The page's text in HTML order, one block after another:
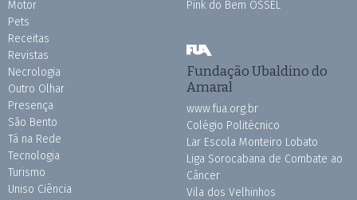
Motor
Pets
Receitas
Revistas
Necrologia
Outro Olhar
Presença
São Bento
Tá na Rede
Tecnologia
Turismo
Uniso Ciência
Pink do Bem OSSEL
Fundação Ubaldino do
Amaral
www.fua.org.br
Colégio Politécnico
Lar Escola Monteiro Lobato
Liga Sorocabana de Combate ao
Câncer
Vila dos Velhinhos